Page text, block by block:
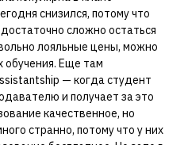
снизился, потому что
сложно остаться
лояльные цены, можно
обучения. Еще там
— когда студент
и получает за это
качественное, но
странно, потому что у них